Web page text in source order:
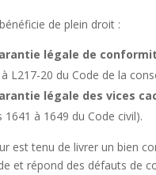
de plein droit :
légale de
L217-20 du Code de la
légale des vices
1641 à 1649 du Code civil).
est tenu de livrer un bien
et répond des défauts de